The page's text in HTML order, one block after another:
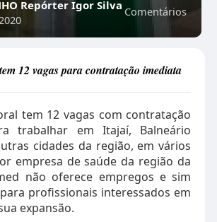
Comentários
Repórter Igor Silva
12 vagas para contratação imediata
tem 12 vagas com contratação
trabalhar em Itajaí, Balneário
cidades da região, em vários
empresa de saúde da região da
não oferece empregos e sim
profissionais interessados em
expansão.